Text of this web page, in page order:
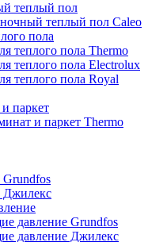
теплый пол
теплый пол Caleo
пола
теплого пола Thermo
теплого пола Electrolux
теплого пола Royal
паркет
и паркет Thermo
Джилекс
давление Grundfos
давление Джилекс